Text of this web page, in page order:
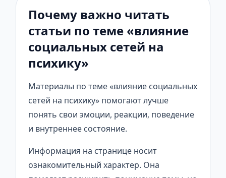
Почему важно читать
статьи по теме «влияние
социальных сетей на
психику»
Материалы по теме «влияние социальных
сетей на психику» помогают лучше
понять свои эмоции, реакции, поведение
и внутреннее состояние.
Информация на странице носит
ознакомительный характер. Она